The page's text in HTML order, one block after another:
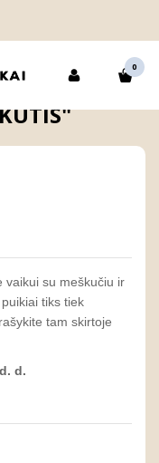
0
"Meškutis"
VAIKUI
vaikui su meškučiu ir
tiks tiek
tam skirtoje
d.